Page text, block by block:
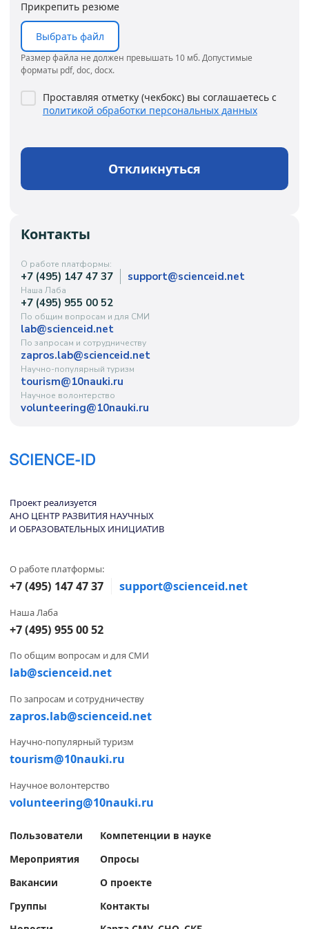
Прикрепить резюме
Выбрать файл
Размер файла не должен превышать 10 мб. Допустимые
форматы pdf, doc, docx.
Проставляя отметку (чекбокс) вы соглашаетесь с
политикой обработки персональных данных
Откликнуться
Контакты
О работе платформы:
+7 (495) 147 47 37 support@scienceid.net
Наша Лаба
+7 (495) 955 00 52
По общим вопросам и для СМИ
lab@scienceid.net
По запросам и сотрудничеству
zapros.lab@scienceid.net
Научно-популярный туризм
tourism@10nauki.ru
Научное волонтерство
volunteering@10nauki.ru
Проект реализуется
АНО ЦЕНТР РАЗВИТИЯ НАУЧНЫХ
И ОБРАЗОВАТЕЛЬНЫХ ИНИЦИАТИВ
Пользователи
Мероприятия
Вакансии
Группы
Компетенции в науке
Опросы
О проекте
Контакты
О работе платформы:
+7 (495) 147 47 37 support@scienceid.net
Наша Лаба
+7 (495) 955 00 52
По общим вопросам и для СМИ
lab@scienceid.net
По запросам и сотрудничеству
zapros.lab@scienceid.net
Научно-популярный туризм
tourism@10nauki.ru
Научное волонтерство
volunteering@10nauki.ru